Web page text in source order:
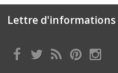
Lettre d'informations